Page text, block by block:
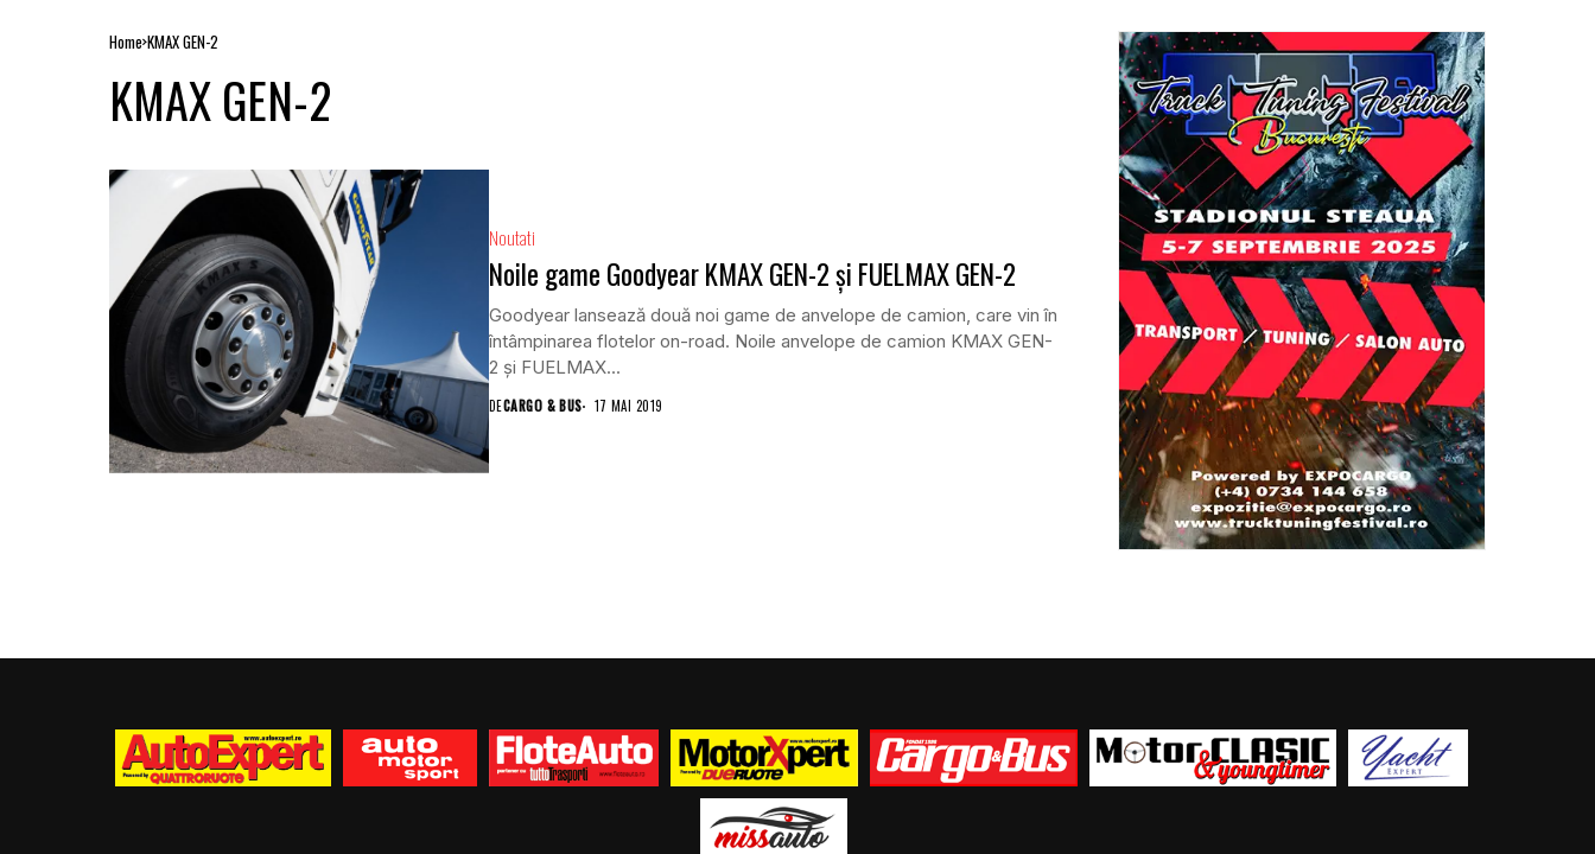
Home KMAX GEN-2
KMAX GEN-2
Noutati
Noile game Goodyear KMAX GEN-2 și FUELMAX GEN-2
Goodyear lansează două noi game de anvelope de camion, care vin în
întâmpinarea flotelor on-road. Noile anvelope de camion KMAX GEN-
2 și FUELMAX...
DECARGO & BUS 17 MAI 2019